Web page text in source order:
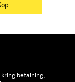
betalning,